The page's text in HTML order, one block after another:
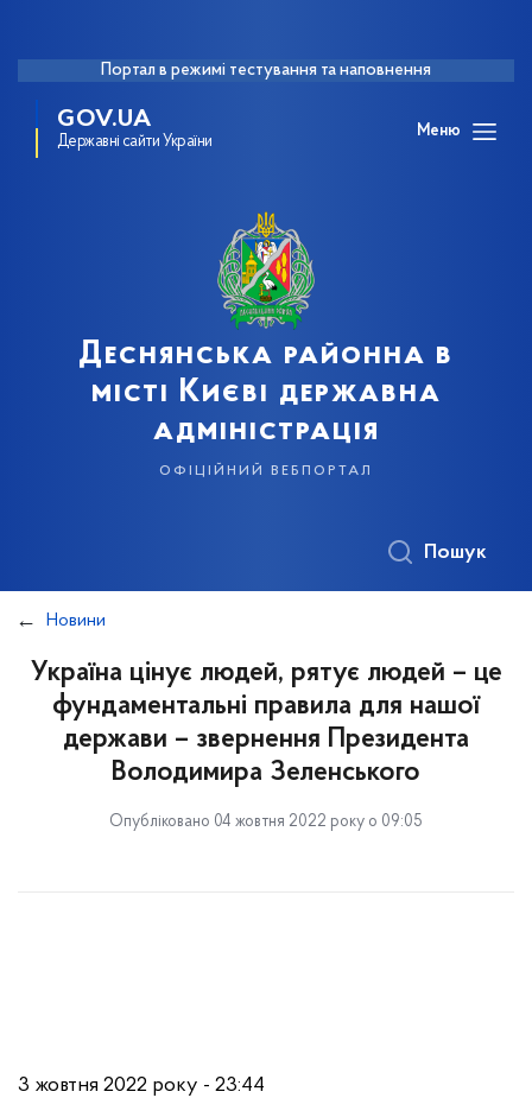
Портал в режимі тестування та наповнення
GOV.UA
Державні сайти України
Меню
Деснянська районна в
місті Києві державна
адміністрація
офіційний вебпортал
Пошук
Новини
Україна цінує людей, рятує людей – це
фундаментальні правила для нашої
держави – звернення Президента
Володимира Зеленського
Опубліковано 04 жовтня 2022 року о 09:05
3 жовтня 2022 року - 23:44